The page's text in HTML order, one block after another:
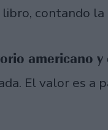
contando
americano
El valor es a